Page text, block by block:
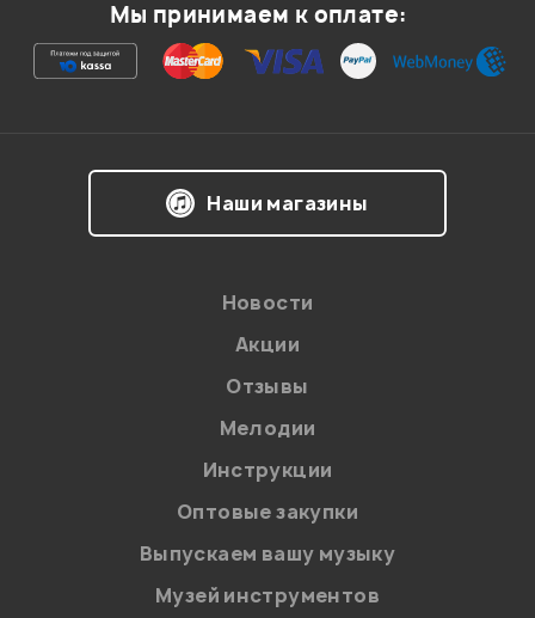
Ваша оценка:
на обработку персональных данных в
Политикой в отношении обработки
персональных данных.
Введите проверочное число:
Мы принимаем к оплате:
Наши магазины
Новости
Акции
Отзывы
Мелодии
Инструкции
Оптовые закупки
Выпускаем вашу музыку
Музей инструментов